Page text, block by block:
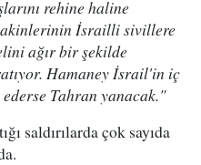
rehine haline
İsrailli sivillere
ağır bir şekilde
Hamaney İsrail'in iç
Tahran yanacak."
saldırılarda çok sayıda